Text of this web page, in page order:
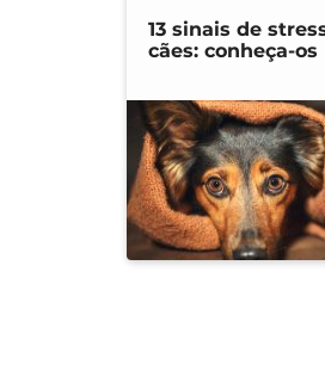
13 sinais de
cães: conheça-os